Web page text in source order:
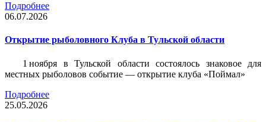
Подробнее
06.07.2026
Открытие рыболовного Клуба в Тульской области
1 ноября в Тульской области состоялось знаковое для
местных рыболовов событие — открытие клуба «Поймал»
Подробнее
25.05.2026